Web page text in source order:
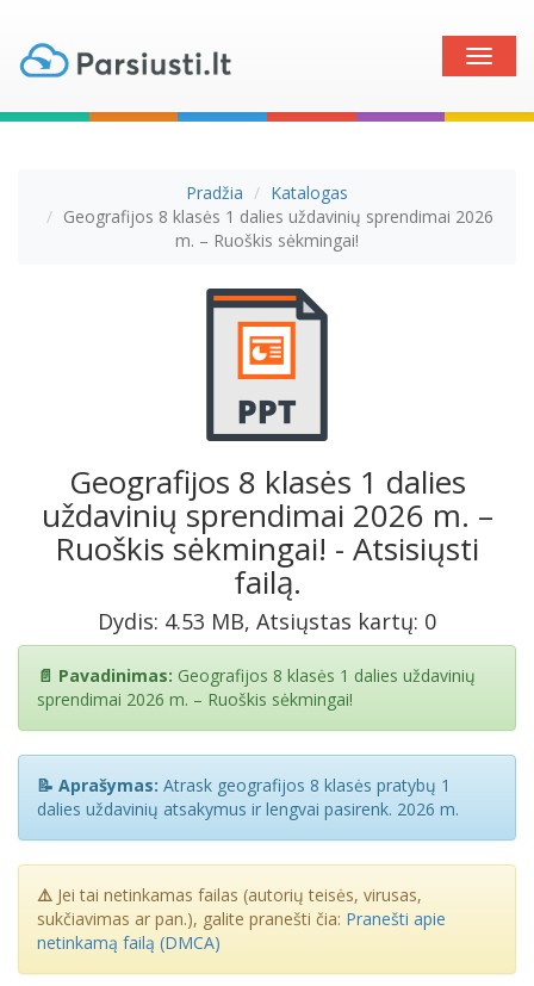
Toggle
Pradžia
Katalogas
Geografijos 8 klasės 1 dalies uždavinių sprendimai 2026
m. – Ruoškis sėkmingai!
Geografijos 8 klasės 1 dalies
uždavinių sprendimai 2026 m. –
Ruoškis sėkmingai! - Atsisiųsti
failą.
Dydis: 4.53 MB, Atsiųstas kartų: 0
📄 Pavadinimas: Geografijos 8 klasės 1 dalies uždavinių
sprendimai 2026 m. – Ruoškis sėkmingai!
📝 Aprašymas: Atrask geografijos 8 klasės pratybų 1
dalies uždavinių atsakymus ir lengvai pasirenk. 2026 m.
⚠️ Jei tai netinkamas failas (autorių teisės, virusas,
sukčiavimas ar pan.), galite pranešti čia: Pranešti apie
netinkamą failą (DMCA)